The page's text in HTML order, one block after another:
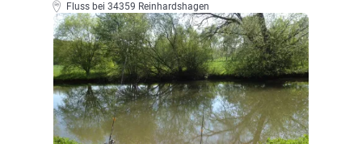
Fluss bei 34359 Reinhardshagen